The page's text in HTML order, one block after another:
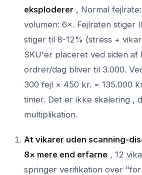
eksploderer , Normal
volumen: 6×. Fejlraten stiger
stiger til 8-12% (stress +
SKU'er placeret ved siden af
ordrer/dag bliver til 3.000.
300 fejl × 450 kr. = 135.000
timer. Det er ikke skalering ,
multiplikation.
At vikarer uden scanning-
8× mere end erfarne , 12
springer verifikation over